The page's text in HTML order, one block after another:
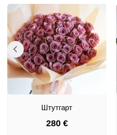
Штутгарт
280 €